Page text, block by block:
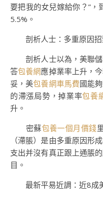
要把我的女兒嫁給你？”
5.5%。
剖析人士：多重原因招
剖析人士以為，美聯儲
答包養網應掉業率上升，
妥，美包養網車馬費國能
的滯漲局勢，掉業率包養
升。
密蘇包養一個月價錢
（滯脹）是由多重原因形
支出并沒有真正跟上通脹
目。
最新平易近調：近8成